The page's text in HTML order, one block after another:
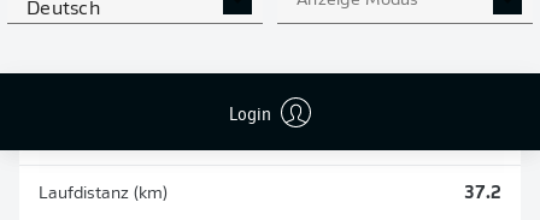
Deutsch
Login
Einsätze 10
Sprints 92
Laufdistanz (km) 37.2